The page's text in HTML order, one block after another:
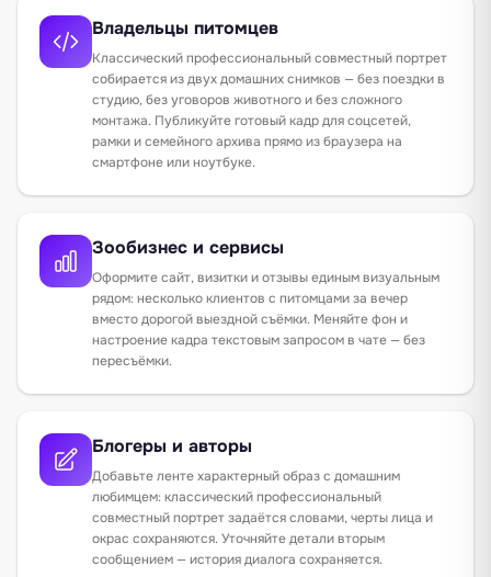
Владельцы питомцев
Классический профессиональный совместный портрет
собирается из двух домашних снимков — без поездки в
студию, без уговоров животного и без сложного
монтажа. Публикуйте готовый кадр для соцсетей,
рамки и семейного архива прямо из браузера на
смартфоне или ноутбуке.
Зообизнес и сервисы
Оформите сайт, визитки и отзывы единым визуальным
рядом: несколько клиентов с питомцами за вечер
вместо дорогой выездной съёмки. Меняйте фон и
настроение кадра текстовым запросом в чате — без
пересъёмки.
Блогеры и авторы
Добавьте ленте характерный образ с домашним
любимцем: классический профессиональный
совместный портрет задаётся словами, черты лица и
окрас сохраняются. Уточняйте детали вторым
сообщением — история диалога сохраняется.